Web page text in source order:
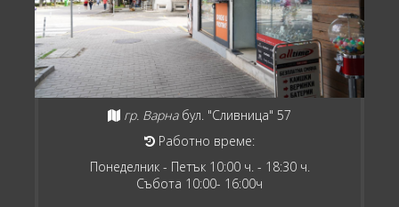
гр. Варна бул. "Сливница" 57
Работно време:
Понеделник - Петък 10:00 ч. - 18:30 ч.
Събота 10:00- 16:00ч